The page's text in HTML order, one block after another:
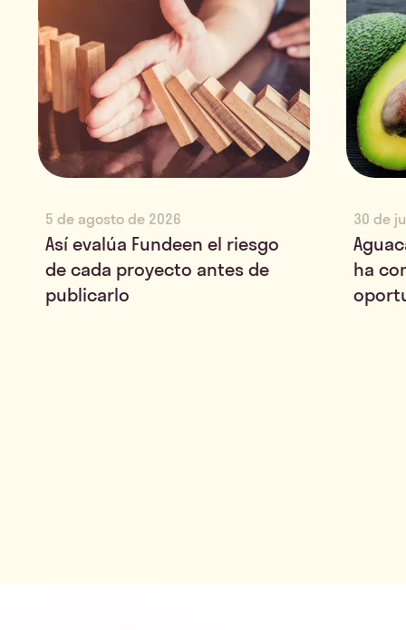
5 de agosto de 2026
Así evalúa Fundeen el riesgo
de cada proyecto antes de
publicarlo
30 de
ha